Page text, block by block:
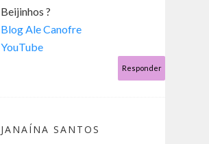
Beijinhos ?
Blog Ale Canofre
YouTube
Responder
JANAÍNA SANTOS